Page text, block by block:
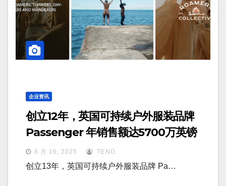
企业资讯
创立12年，英国可持续户外服装品牌
Passenger 年销售额达5700万英镑
6 月 16, 2025 TENG
创立13年，英国可持续户外服装品牌 Pa…